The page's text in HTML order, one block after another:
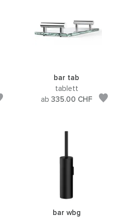
bar tab
tablett
ab 335.00 CHF
bar wbg